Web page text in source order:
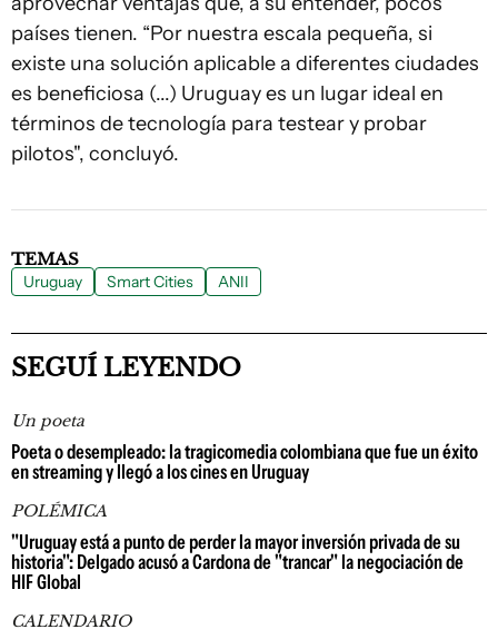
países tienen. “Por nuestra escala pequeña, si
existe una solución aplicable a diferentes ciudades
es beneficiosa (...) Uruguay es un lugar ideal en
términos de tecnología para testear y probar
pilotos", concluyó.
TEMAS
Uruguay Smart Cities ANII
SEGUÍ LEYENDO
Un poeta
Poeta o desempleado: la tragicomedia colombiana que fue un éxito
en streaming y llegó a los cines en Uruguay
POLÉMICA
"Uruguay está a punto de perder la mayor inversión privada de su
historia": Delgado acusó a Cardona de "trancar" la negociación de
HIF Global
CALENDARIO